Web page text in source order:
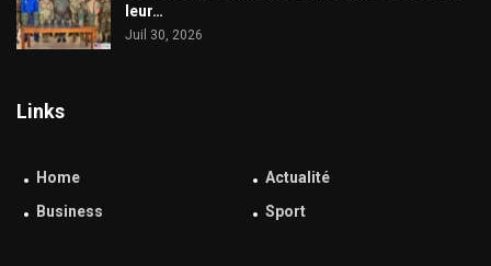
leur…
Juil 30, 2026
Links
Home
Actualité
Business
Sport